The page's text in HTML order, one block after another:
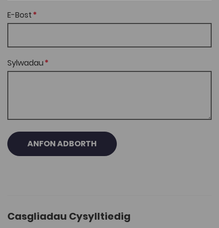
E-Bost
Sylwadau
ANFON ADBORTH
Casgliadau Cysylltiedig